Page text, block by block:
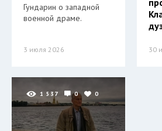
Гундарин о западной
военной драме.
3 июля 2026 30
1 537 0 0